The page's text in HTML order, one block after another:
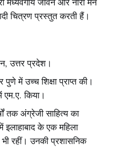
चित्रण प्रस्तुत करती हैं।
उत्तर प्रदेश।
में उच्च शिक्षा प्राप्त की।
एम.ए. किया।
तक अंग्रेजी साहित्य का
इलाहाबाद के एक महिला
भी रहीं। उनकी प्रशासनिक